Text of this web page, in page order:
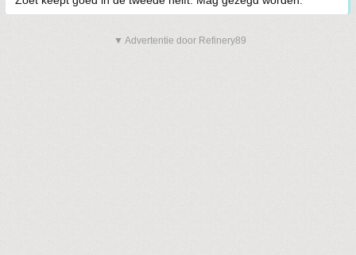
▼ Advertentie door Refinery89